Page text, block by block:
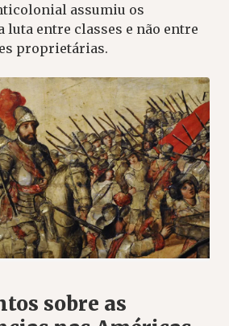
assumiu os
luta entre classes e não entre
proprietárias.
sobre as